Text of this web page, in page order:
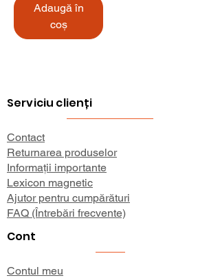
Adaugă în
coș
Serviciu clienți
Contact
Returnarea produselor
Informații importante
Lexicon magnetic
Ajutor pentru cumpărături
FAQ (Întrebări frecvente)
Cont
Contul meu